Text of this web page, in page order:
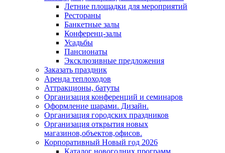
Летние площадки для мероприятий
Рестораны
Банкетные залы
Конференц-залы
Усадьбы
Пансионаты
Эксклюзивные предложения
Заказать праздник
Аренда теплоходов
Аттракционы, батуты
Организация конференций и семинаров
Оформление шарами. Дизайн.
Организация городских праздников
Организация открытия новых
магазинов,объектов,офисов.
Корпоративный Новый год 2026
Каталог новогодних программ